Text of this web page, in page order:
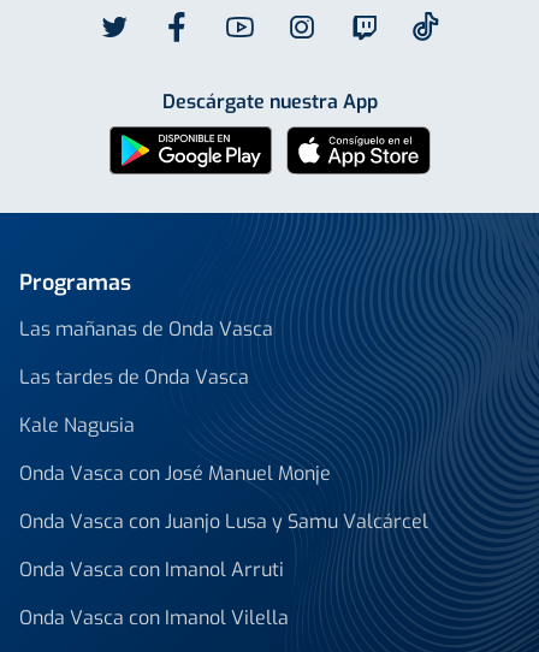
Descárgate nuestra App
Programas
Las mañanas de Onda Vasca
Las tardes de Onda Vasca
Kale Nagusia
Onda Vasca con José Manuel Monje
Onda Vasca con Juanjo Lusa y Samu Valcárcel
Onda Vasca con Imanol Arruti
Onda Vasca con Imanol Vilella